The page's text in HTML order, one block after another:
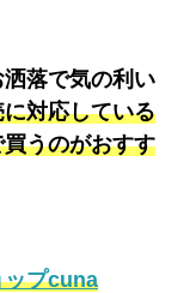
落で気の利い
対応している
うのがおすす
ップcuna